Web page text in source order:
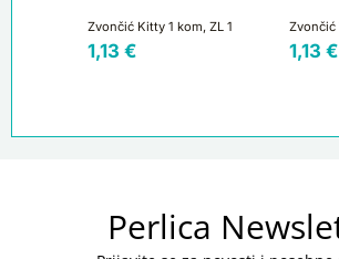
Zvončić Kitty 1 kom, ZL 1
1,13 €
Zvončić
1,13 €
Perlica